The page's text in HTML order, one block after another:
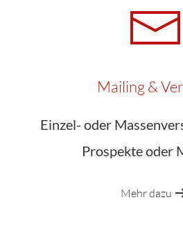
Mailing &
Einzel- oder
Prospekte oder
Mehr dazu